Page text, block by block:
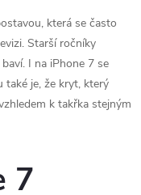
která se často
Starší ročníky
I na iPhone 7 se
také je, že kryt, který
k takřka stejným
7